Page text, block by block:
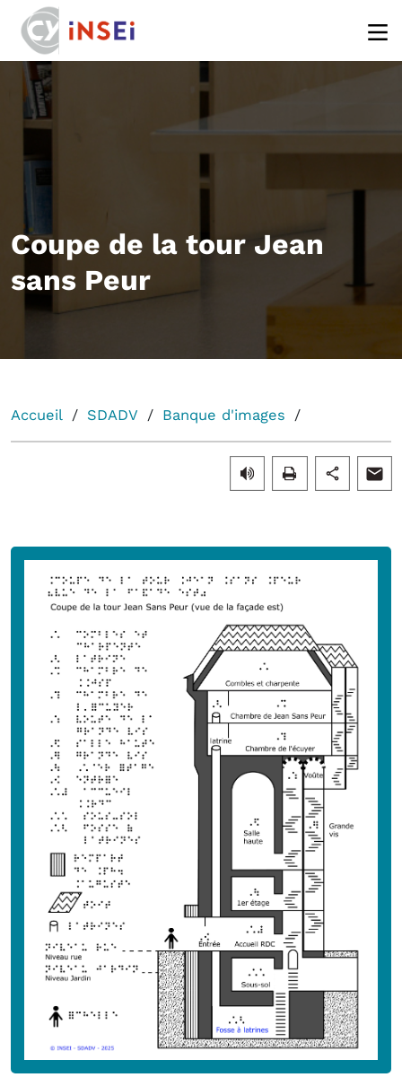
Coupe de la tour Jean
sans Peur
Accueil SDADV Banque d'images